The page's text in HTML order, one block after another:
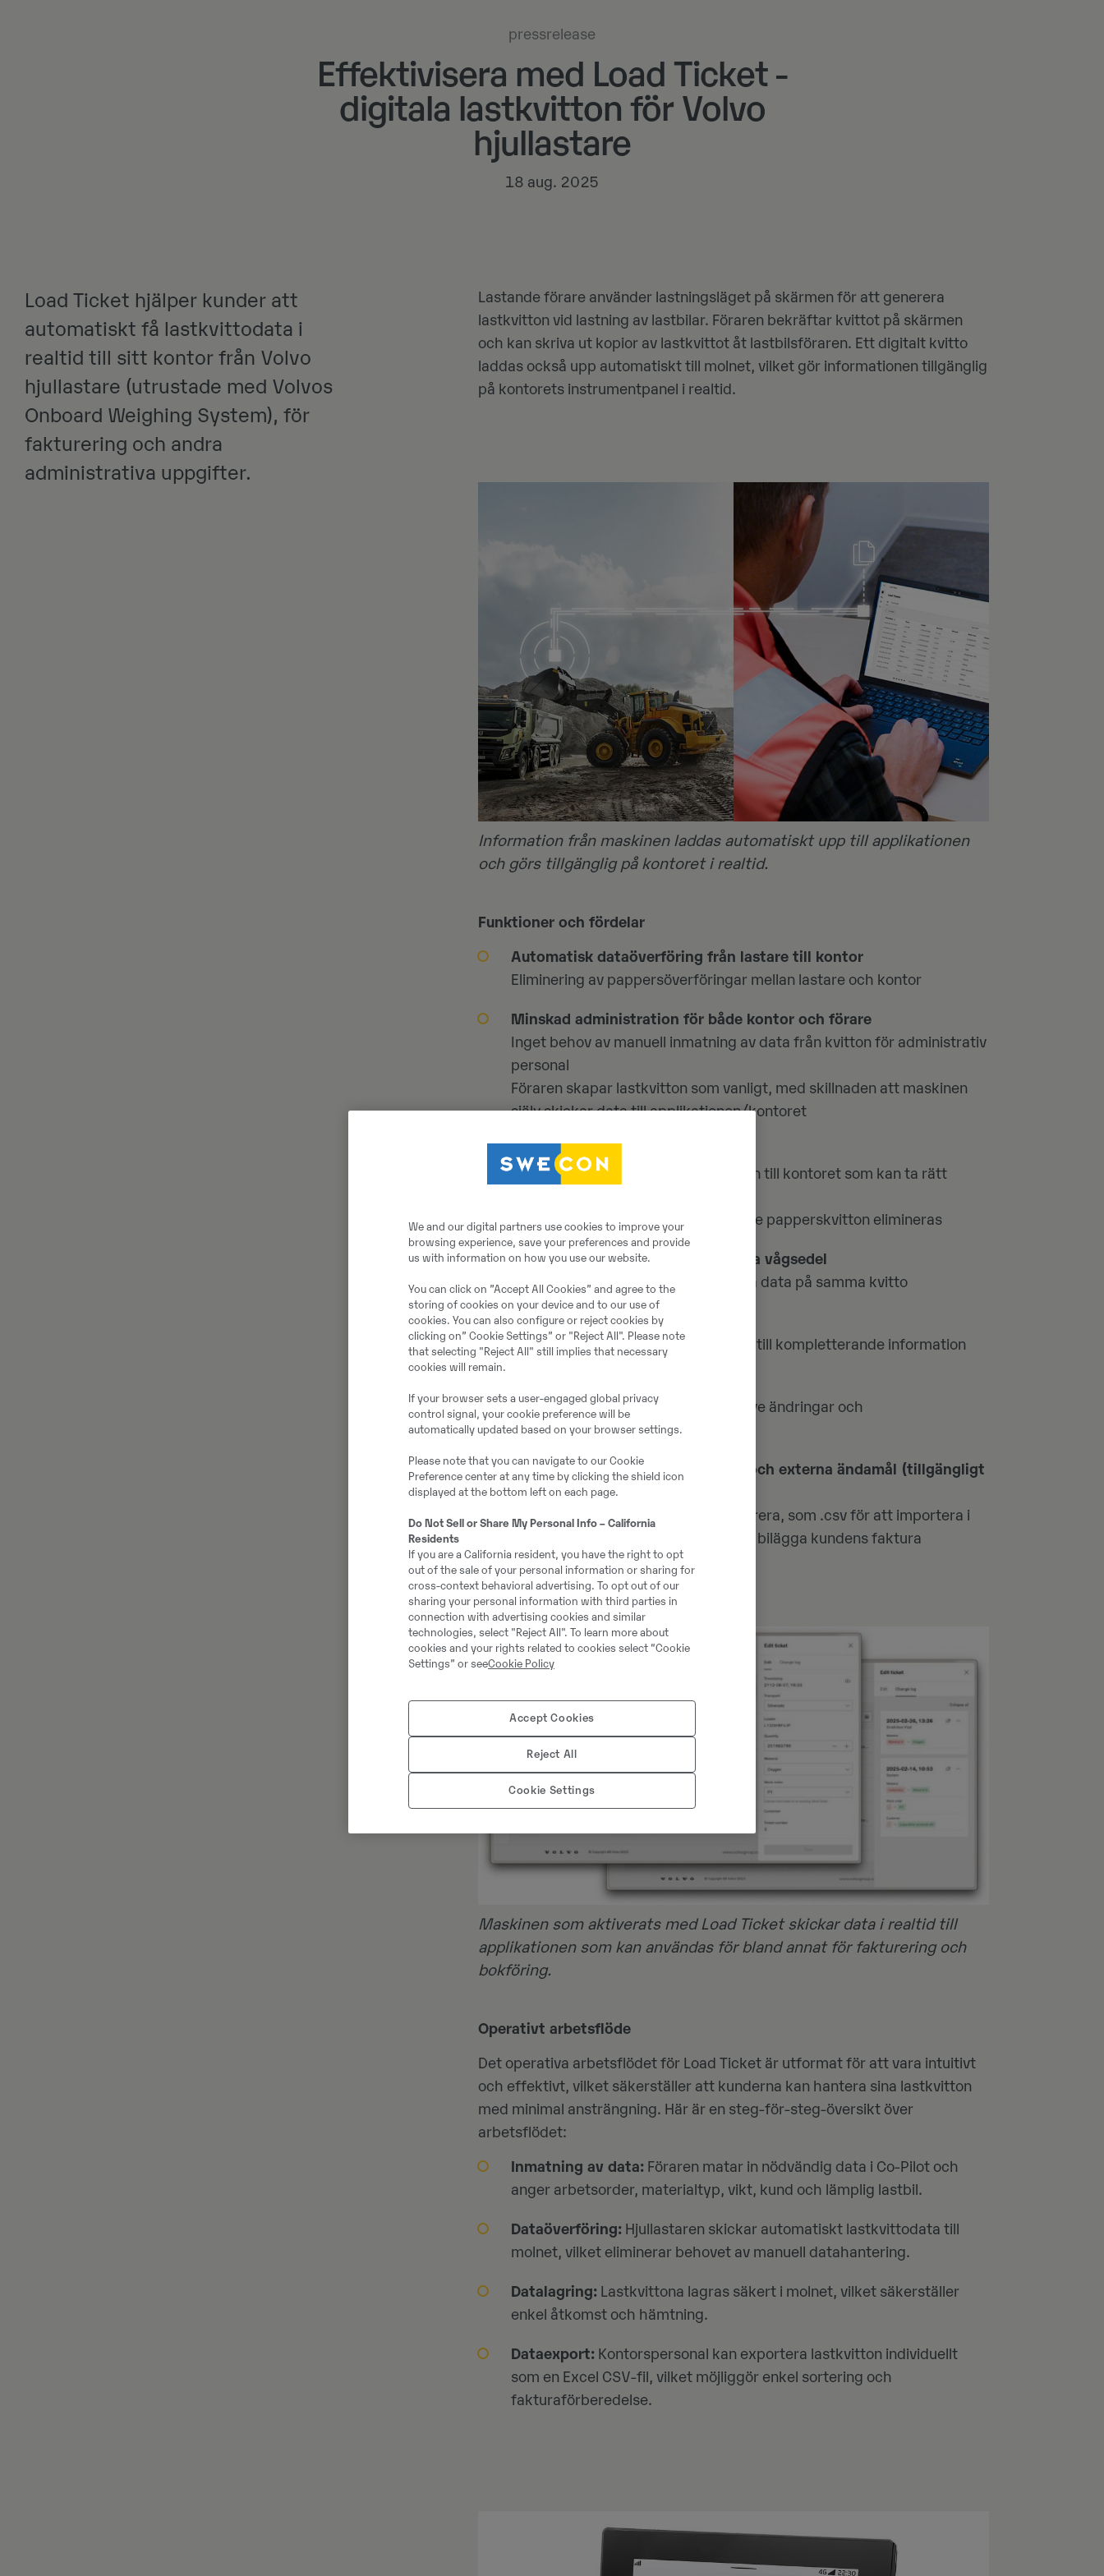
pressrelease
Effektivisera med Load Ticket -
digitala lastkvitton för Volvo
hjullastare
18 aug. 2025
Load Ticket hjälper kunder att
automatiskt få lastkvittodata i
realtid till sitt kontor från Volvo
hjullastare (utrustade med Volvos
Onboard Weighing System), för
fakturering och andra
administrativa uppgifter.
Lastande förare använder lastningsläget på skärmen för att generera
lastkvitton vid lastning av lastbilar. Föraren bekräftar kvittot på skärmen
och kan skriva ut kopior av lastkvittot åt lastbilsföraren. Ett digitalt kvitto
laddas också upp automatiskt till molnet, vilket gör informationen tillgänglig
på kontorets instrumentpanel i realtid.
Information från maskinen laddas automatiskt upp till applikationen
och görs tillgänglig på kontoret i realtid.
Funktioner och fördelar
Automatisk dataöverföring från lastare till kontor
Eliminering av pappersöverföringar mellan lastare och kontor
Minskad administration för både kontor och förare
Inget behov av manuell inmatning av data från kvitton för administrativ
personal
Föraren skapar lastkvitton som vanligt, med skillnaden att maskinen
själv skickar data till applikationen/kontoret
Kvalitet på fakturaunderlag
Precis data överförs till applikationen till kontoret som kan ta rätt
Eventuella problem med borttappade papperskvitton elimineras
Lasta flera olika material på samma vågsedel
Effektivisera arbetsflödet och
samla data på samma kvitto
Redigering av felaktiga kvitton
Möjlighet att korrigera fel och lägga till kompletterande information
Få åtkomst till historisk data, inklusive ändringar och
redigeringsinformation
Exportera ärendedata för interna och externa ändamål (tillgängligt
i Excel-, CSV- eller PDF-format)
Exportera som .xlsx för att administrera, som .csv för att importera i
affärssystemet och som .pdf för att bilägga kundens faktura
Maskinen som aktiverats med Load Ticket skickar data i realtid till
applikationen som kan användas för bland annat för fakturering och
bokföring.
Operativt arbetsflöde
Det operativa arbetsflödet för Load Ticket är utformat för att vara intuitivt
och effektivt, vilket säkerställer att kunderna kan hantera sina lastkvitton
med minimal ansträngning. Här är en steg-för-steg-översikt över
arbetsflödet:
Inmatning av data:Föraren matar in nödvändig data i Co-Pilot och
anger arbetsorder, materialtyp, vikt, kund och lämplig lastbil.
Dataöverföring:Hjullastaren skickar automatiskt lastkvittodata till
molnet, vilket eliminerar behovet av manuell datahantering.
Datalagring:Lastkvittona lagras säkert i molnet, vilket säkerställer
enkel åtkomst och hämtning.
Dataexport:Kontorspersonal kan exportera lastkvitton individuellt
som en Excel CSV-fil, vilket möjliggör enkel sortering och
fakturaförberedelse.
We and our digital partners use cookies to improve your
browsing experience, save your preferences and provide
us with information on how you use our website.
You can click on ”Accept All Cookies” and agree to the
storing of cookies on your device and to our use of
cookies. You can also configure or reject cookies by
clicking on” Cookie Settings” or "Reject All". Please note
that selecting "Reject All" still implies that necessary
cookies will remain.
If your browser sets a user-engaged global privacy
control signal, your cookie preference will be
automatically updated based on your browser settings.
Please note that you can navigate to our Cookie
Preference center at any time by clicking the shield icon
displayed at the bottom left on each page.
Do Not Sell or Share My Personal Info – California
Residents
If you are a California resident, you have the right to opt
out of the sale of your personal information or sharing for
cross-context behavioral advertising. To opt out of our
sharing your personal information with third parties in
connection with advertising cookies and similar
technologies, select "Reject All". To learn more about
cookies and your rights related to cookies select “Cookie
Settings” or seeCookie Policy
Accept Cookies
Reject All
Cookie Settings